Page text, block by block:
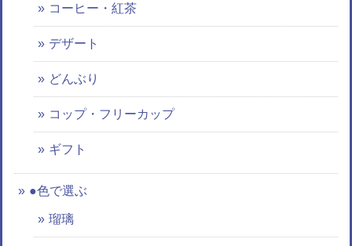
コーヒー・紅茶
デザート
どんぶり
コップ・フリーカップ
ギフト
●色で選ぶ
瑠璃